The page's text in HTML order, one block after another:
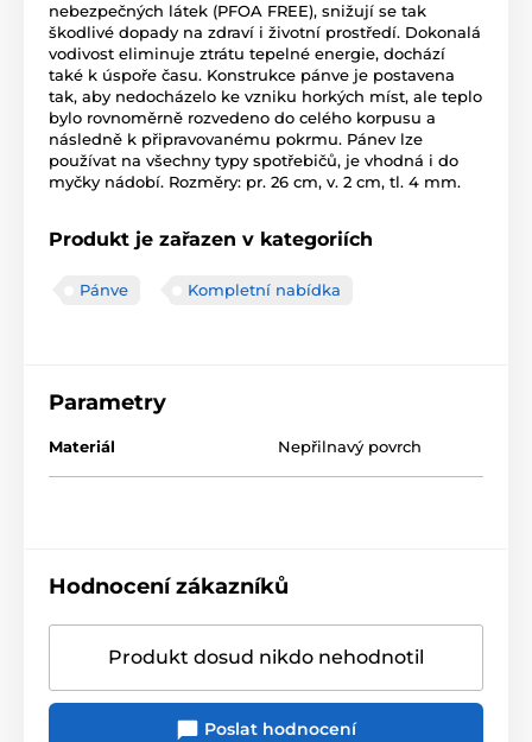
nebezpečných látek (PFOA FREE), snižují se tak
škodlivé dopady na zdraví i životní prostředí. Dokonalá
vodivost eliminuje ztrátu tepelné energie, dochází
také k úspoře času. Konstrukce pánve je postavena
tak, aby nedocházelo ke vzniku horkých míst, ale teplo
bylo rovnoměrně rozvedeno do celého korpusu a
následně k připravovanému pokrmu. Pánev lze
používat na všechny typy spotřebičů, je vhodná i do
myčky nádobí. Rozměry: pr. 26 cm, v. 2 cm, tl. 4 mm.
Produkt je zařazen v kategoriích
Pánve Kompletní nabídka
Parametry
Materiál Nepřilnavý povrch
Hodnocení zákazníků
Produkt dosud nikdo nehodnotil
Poslat hodnocení